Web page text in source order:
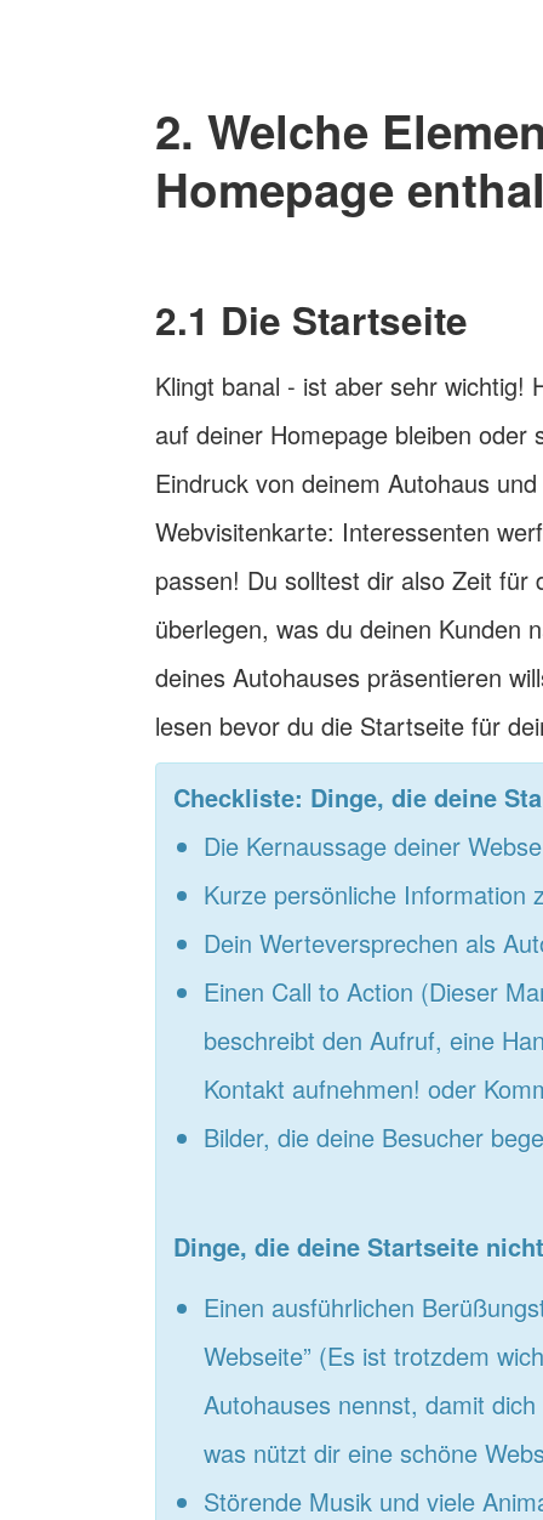
2. Welche
Homepage
2.1 Die Startseite
Klingt banal - ist aber sehr wichtig!
auf deiner Homepage bleiben
Eindruck von deinem Autohaus
Webvisitenkarte: Interessenten
passen! Du solltest dir also Zeit
überlegen, was du deinen Kunden
deines Autohauses präsentieren
lesen bevor du die Startseite für
Checkliste: Dinge, die deine
Die Kernaussage deiner
Kurze persönliche Information
Dein Werteversprechen als
Einen Call to Action (Dieser
beschreibt den Aufruf, eine
Kontakt aufnehmen! oder
Bilder, die deine Besucher
Dinge, die deine Startseite
Einen ausführlichen
Webseite” (Es ist trotzdem
Autohauses nennst, damit
was nützt dir eine schöne
Störende Musik und viele